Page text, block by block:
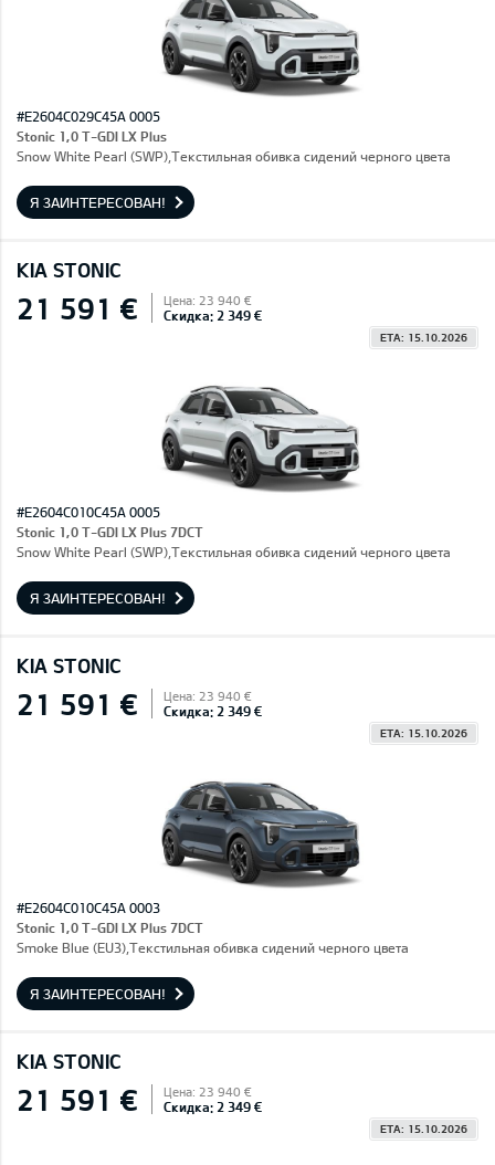
#E2604C029C45A 0005
Stonic 1,0 T-GDI LX Plus
Snow White Pearl (SWP),Текстильная обивка сидений черного цвета
Я ЗАИНТЕРЕСОВАН!
KIA STONIC
21 591 € Цена: 23 940 €
Скидка: 2 349 €
ETA: 15.10.2026
#E2604C010C45A 0005
Stonic 1,0 T-GDI LX Plus 7DCT
Snow White Pearl (SWP),Текстильная обивка сидений черного цвета
Я ЗАИНТЕРЕСОВАН!
KIA STONIC
21 591 € Цена: 23 940 €
Скидка: 2 349 €
ETA: 15.10.2026
#E2604C010C45A 0003
Stonic 1,0 T-GDI LX Plus 7DCT
Smoke Blue (EU3),Текстильная обивка сидений черного цвета
Я ЗАИНТЕРЕСОВАН!
KIA STONIC
21 591 € Цена: 23 940 €
Скидка: 2 349 €
ETA: 15.10.2026